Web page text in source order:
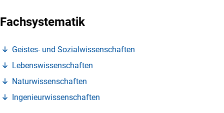
Fachsystematik
Geistes- und Sozialwissenschaften
Lebenswissenschaften
Naturwissenschaften
Ingenieurwissenschaften